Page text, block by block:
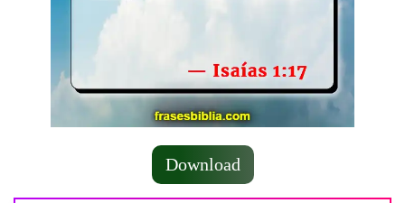
Download